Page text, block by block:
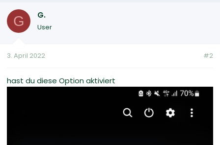
G G.
User
3. April 2022 #2
hast du diese Option aktiviert